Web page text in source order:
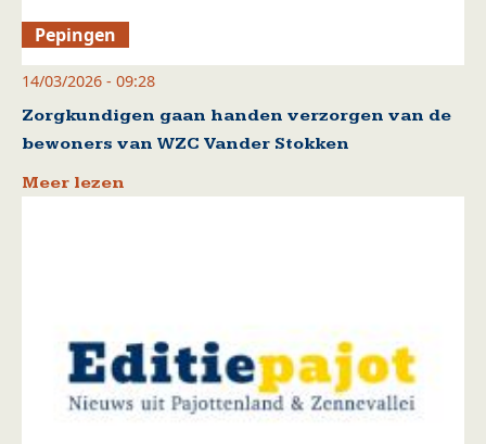
Pepingen
14/03/2026 - 09:28
Zorgkundigen gaan handen verzorgen van de
bewoners van WZC Vander Stokken
Meer lezen